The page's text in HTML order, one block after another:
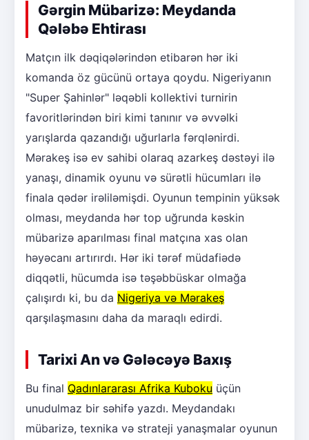
Gərgin Mübarizə: Meydanda
Qələbə Ehtirası
Matçın ilk dəqiqələrindən etibarən hər iki
komanda öz gücünü ortaya qoydu. Nigeriyanın
"Super Şahinlər" ləqəbli kollektivi turnirin
favoritlərindən biri kimi tanınır və əvvəlki
yarışlarda qazandığı uğurlarla fərqlənirdi.
Mərakeş isə ev sahibi olaraq azarkeş dəstəyi ilə
yanaşı, dinamik oyunu və sürətli hücumları ilə
finala qədər irəliləmişdi. Oyunun tempinin yüksək
olması, meydanda hər top uğrunda kəskin
mübarizə aparılması final matçına xas olan
həyəcanı artırırdı. Hər iki tərəf müdafiədə
diqqətli, hücumda isə təşəbbüskar olmağa
çalışırdı ki, bu da Nigeriya və Mərakeş
qarşılaşmasını daha da maraqlı edirdi.
Tarixi An və Gələcəyə Baxış
Bu final Qadınlararası Afrika Kuboku üçün
unudulmaz bir səhifə yazdı. Meydandakı
mübarizə, texnika və strateji yanaşmalar oyunun